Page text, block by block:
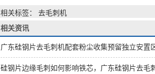
相关标签： 去毛刺机
相关资讯
广东硅钢片去毛刺机配套粉尘收集预留独立安置
硅钢片边缘毛刺如何影响铁芯，广东硅钢片去毛刺机怎